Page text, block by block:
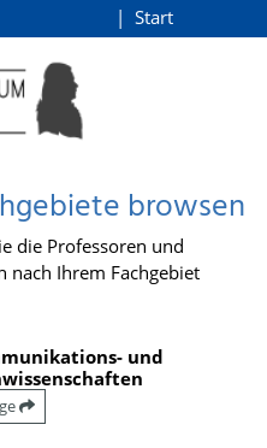
Start
browsen
die Professoren und
nach Ihrem Fachgebiet
und